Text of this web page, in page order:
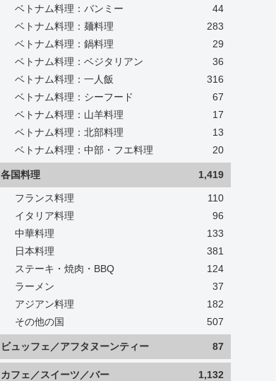
ベトナム料理：バンミー
44
ベトナム料理：麺料理
283
ベトナム料理：鍋料理
29
ベトナム料理：ベジタリアン
36
ベトナム料理：一人飯
316
ベトナム料理：シーフード
67
ベトナム料理：山羊料理
17
ベトナム料理：北部料理
13
ベトナム料理：中部・フエ料理
20
各国料理 1,419
フランス料理
110
イタリア料理
96
中華料理
133
日本料理
381
ステーキ・焼肉・BBQ
124
ラーメン
37
アジアン料理
182
その他の国
507
ビュッフェ／アフタヌーンティー 87
カフェ／スイーツ／バー 1,132